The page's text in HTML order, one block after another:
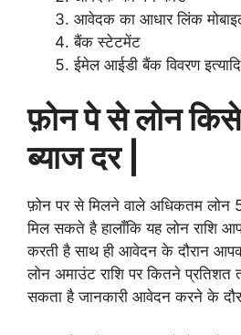
आवेदक का आधार लिंक
बैंक स्टेटमेंट
ईमेल आईडी बैंक विवरण इत्यादि
फ़ोन पे से लोन
ब्याज दर |
फ़ोन पर से मिलने वाले अधिकतम लोन
मिल सकते है हालाँकि यह लोन राशि
करती है साथ ही आवेदन के दौरान
लोन अमाउंट राशि पर कितने प्रतिशत
सकता है जानकारी आवेदन करने के